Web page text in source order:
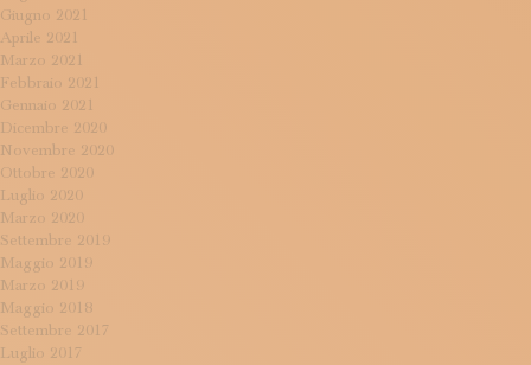
Giugno 2021
Aprile 2021
Marzo 2021
Febbraio 2021
Gennaio 2021
Dicembre 2020
Novembre 2020
Ottobre 2020
Luglio 2020
Marzo 2020
Settembre 2019
Maggio 2019
Marzo 2019
Maggio 2018
Settembre 2017
Luglio 2017